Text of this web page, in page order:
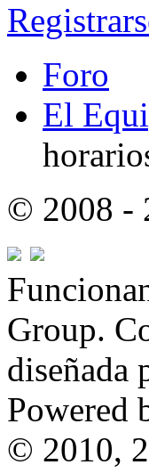
Foro
El
© 2008 -
Group.
diseñada
Powered
© 2010,